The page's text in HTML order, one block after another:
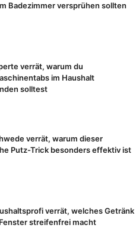
Badezimmer versprühen sollten
verrät, warum du
im Haushalt
solltest
verrät, warum dieser
Putz-Trick besonders effektiv ist
verrät, welches Getränk
streifenfrei macht